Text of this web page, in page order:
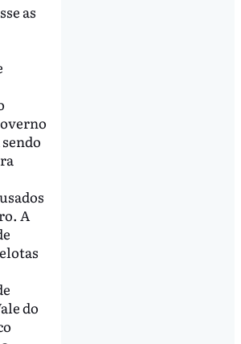
as
A
do